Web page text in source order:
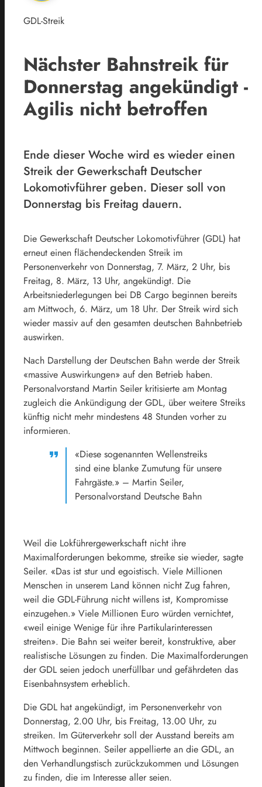
GDL-Streik
Nächster Bahnstreik für
Donnerstag angekündigt -
Agilis nicht betroffen
Ende dieser Woche wird es wieder einen
Streik der Gewerkschaft Deutscher
Lokomotivführer geben. Dieser soll von
Donnerstag bis Freitag dauern.
Die Gewerkschaft Deutscher Lokomotivführer (GDL) hat
erneut einen flächendeckenden Streik im
Personenverkehr von Donnerstag, 7. März, 2 Uhr, bis
Freitag, 8. März, 13 Uhr, angekündigt. Die
Arbeitsniederlegungen bei DB Cargo beginnen bereits
am Mittwoch, 6. März, um 18 Uhr. Der Streik wird sich
wieder massiv auf den gesamten deutschen Bahnbetrieb
auswirken.
Nach Darstellung der Deutschen Bahn werde der Streik
«massive Auswirkungen» auf den Betrieb haben.
Personalvorstand Martin Seiler kritisierte am Montag
zugleich die Ankündigung der GDL, über weitere Streiks
künftig nicht mehr mindestens 48 Stunden vorher zu
informieren.
«Diese sogenannten Wellenstreiks
sind eine blanke Zumutung für unsere
Fahrgäste.» – Martin Seiler,
Personalvorstand Deutsche Bahn
Weil die Lokführergewerkschaft nicht ihre
Maximalforderungen bekomme, streike sie wieder, sagte
Seiler. «Das ist stur und egoistisch. Viele Millionen
Menschen in unserem Land können nicht Zug fahren,
weil die GDL-Führung nicht willens ist, Kompromisse
einzugehen.» Viele Millionen Euro würden vernichtet,
«weil einige Wenige für ihre Partikularinteressen
streiten». Die Bahn sei weiter bereit, konstruktive, aber
realistische Lösungen zu finden. Die Maximalforderungen
der GDL seien jedoch unerfüllbar und gefährdeten das
Eisenbahnsystem erheblich.
Die GDL hat angekündigt, im Personenverkehr von
Donnerstag, 2.00 Uhr, bis Freitag, 13.00 Uhr, zu
streiken. Im Güterverkehr soll der Ausstand bereits am
Mittwoch beginnen. Seiler appellierte an die GDL, an
den Verhandlungstisch zurückzukommen und Lösungen
zu finden, die im Interesse aller seien.